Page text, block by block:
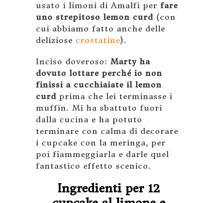
usato i limoni di Amalfi per fare
uno strepitoso lemon curd (con
cui abbiamo fatto anche delle
deliziose crostatine).
Inciso doveroso: Marty ha
dovuto lottare perché io non
finissi a cucchiaiate il lemon
curd prima che lei terminasse i
muffin. Mi ha sbattuto fuori
dalla cucina e ha potuto
terminare con calma di decorare
i cupcake con la meringa, per
poi fiammeggiarla e darle quel
fantastico effetto scenico.
Ingredienti per 12